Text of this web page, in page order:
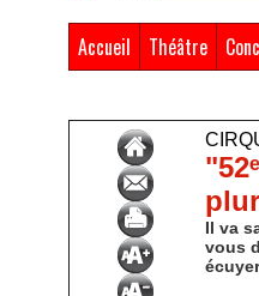
Accueil Théâtre
Il va
vous